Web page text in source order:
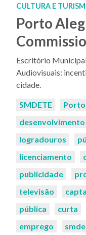
CULTURA E
Porto
Escritório
Audiovisuais:
cidade.
Palavras-
SMDETE
Porto
logradouros
licenciamento
publicidade
televisão
pública
curta
emprego
smde